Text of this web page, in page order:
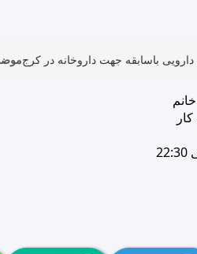
باسابقه جهت داروخانه در کرج